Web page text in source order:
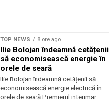
TOP NEWS 8 ore ago
Ilie Bolojan îndeamnă cetățenii
să economisească energie în
orele de seară
Ilie Bolojan îndeamnă cetățenii să
economisească energie electrică în
orele de seară Premierul interimar...